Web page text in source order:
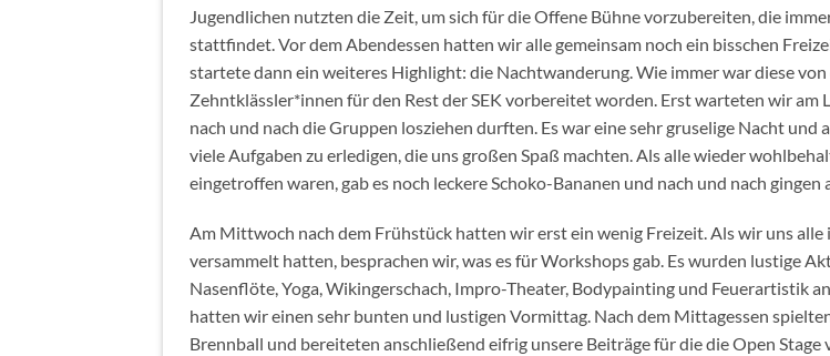
Jugendlichen nutzten die Zeit, um sich für die Offene Bühne vorzubereiten, die
stattfindet. Vor dem Abendessen hatten wir alle gemeinsam noch ein bisschen
startete dann ein weiteres Highlight: die Nachtwanderung. Wie immer war diese von
Zehntklässler*innen für den Rest der SEK vorbereitet worden. Erst warteten wir am
nach und nach die Gruppen losziehen durften. Es war eine sehr gruselige Nacht und
viele Aufgaben zu erledigen, die uns großen Spaß machten. Als alle wieder
eingetroffen waren, gab es noch leckere Schoko-Bananen und nach und nach gingen
Am Mittwoch nach dem Frühstück hatten wir erst ein wenig Freizeit. Als wir uns alle
versammelt hatten, besprachen wir, was es für Workshops gab. Es wurden lustige
Nasenflöte, Yoga, Wikingerschach, Impro-Theater, Bodypainting und Feuerartistik
hatten wir einen sehr bunten und lustigen Vormittag. Nach dem Mittagessen
Brennball und bereiteten anschließend eifrig unsere Beiträge für die die Open Stage